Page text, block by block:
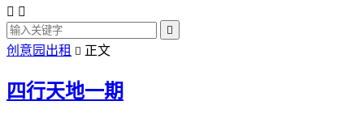
 

创意园出租  正文
四行天地一期